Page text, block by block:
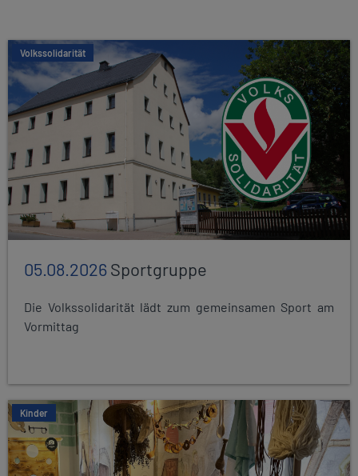
Volkssolidarität
05.08.2026Sportgruppe
Die Volkssolidarität lädt zum gemeinsamen Sport am
Vormittag
Kinder